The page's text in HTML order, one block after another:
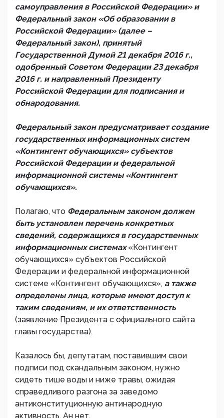
самоуправления в Российской Федерации» и
Федеральный закон «Об образовании в
Российской Федерации» (далее –
Федеральный закон), принятый
Государственной Думой 21 декабря 2016 г.,
одобренный Советом Федерации 23 декабря
2016 г. и направленный Президенту
Российской Федерации для подписания и
обнародования.
Федеральный закон предусматривает создание
государственных информационных систем
«Контингент обучающихся» субъектов
Российской Федерации и федеральной
информационной системы «Контингент
обучающихся».
Полагаю, что Федеральным законом должен
быть установлен перечень конкретных
сведений, содержащихся в государственных
информационных системах«Контингент
обучающихся» субъектов Российской
Федерации и федеральной информационной
системе «Контингент обучающихся», а также
определены лица, которые имеют доступ к
таким сведениям, и их ответственность
(заявление Президента с официального сайта
главы государства).
Казалось бы, депутатам, поставившим свои
подписи под скандальным законом, нужно
сидеть тише воды и ниже травы, ожидая
справедливого разгона за заведомо
антиконституционную антинародную
активность. Ан нет.